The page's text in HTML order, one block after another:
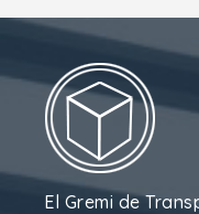
El Gremi de